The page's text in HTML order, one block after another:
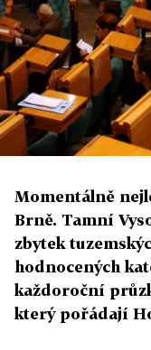
Momentálně
Brně. Tamní
zbytek
hodnocených
každoroční
který pořádají